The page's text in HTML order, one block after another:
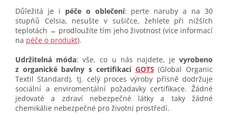
Důležitá je i péče o oblečení: perte naruby a na 30
stupňů Celsia, nesušte v sušičce, žehlete při nižších
teplotách → prodloužíte tím jeho životnost (více informací
na péče o produkt).
Udržitelná móda: vše, co u nás najdete, je vyrobeno
z organické bavlny s certifikací GOTS (Global Organic
Textil Standard), tj. celý proces výroby přísně dodržuje
sociální a enviromentální požadavky certifikace. Žádné
jedovaté a zdraví nebezpečné látky a taky žádné
chemikálie nebezpečné pro životní prostředí.